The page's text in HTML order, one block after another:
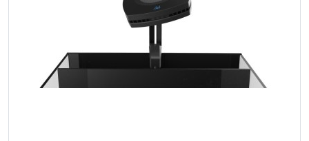
VORSCHAU